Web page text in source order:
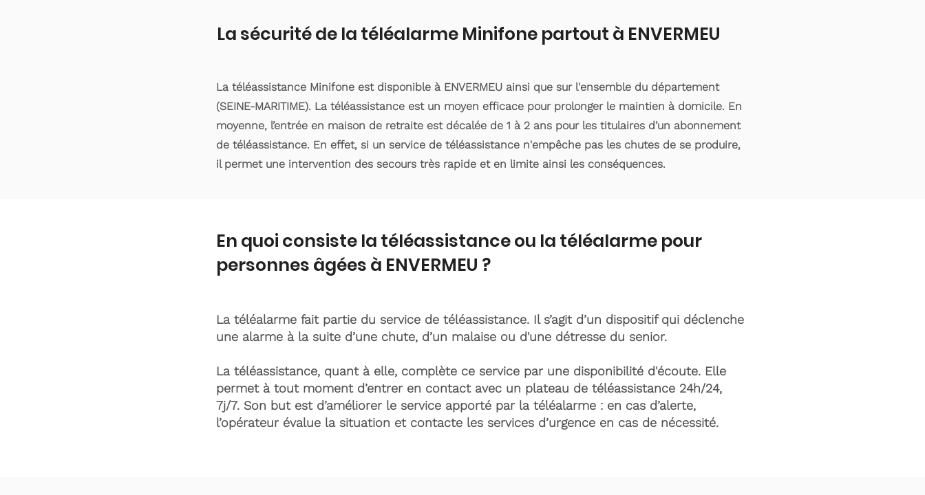
La sécurité de la téléalarme Minifone partout à ENVERMEU
La téléassistance Minifone est disponible à ENVERMEU ainsi que sur l'ensemble du département
(SEINE-MARITIME). La téléassistance est un moyen efficace pour prolonger le maintien à domicile. En
moyenne, l’entrée en maison de retraite est décalée de 1 à 2 ans pour les titulaires d’un abonnement
de téléassistance. En effet, si un service de téléassistance n'empêche pas les chutes de se produire,
il permet une intervention des secours très rapide et en limite ainsi les conséquences.
En quoi consiste la téléassistance ou la téléalarme pour
personnes âgées à ENVERMEU ?
La téléalarme fait partie du service de téléassistance. Il s’agit d’un dispositif qui déclenche
une alarme à la suite d’une chute, d’un malaise ou d'une détresse du senior.
La téléassistance, quant à elle, complète ce service par une disponibilité d'écoute. Elle
permet à tout moment d’entrer en contact avec un plateau de téléassistance 24h/24,
7j/7. Son but est d’améliorer le service apporté par la téléalarme : en cas d’alerte,
l’opérateur évalue la situation et contacte les services d’urgence en cas de nécessité.